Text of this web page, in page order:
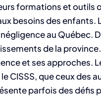
formations et outils
besoins des
au Québec.
de la
et ses approches.
CISSS, que ceux des
parfois des défis